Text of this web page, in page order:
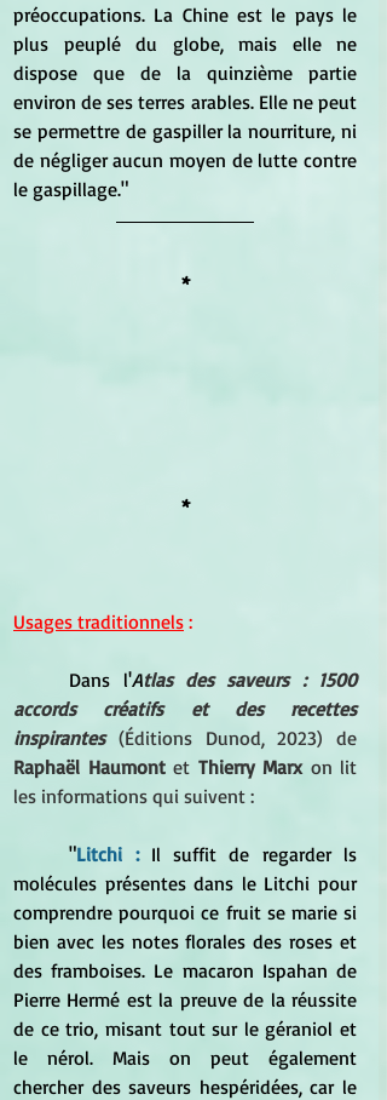
préoccupations. La Chine est le pays le
plus peuplé du globe, mais elle ne
dispose que de la quinzième partie
environ de ses terres arables. Elle ne peut
se permettre de gaspiller la nourriture, ni
de négliger aucun moyen de lutte contre
le gaspillage."
*
*
Usages traditionnels :
Dans l'Atlas des saveurs : 1500
accords créatifs et des recettes
inspirantes (Éditions Dunod, 2023) de
Raphaël Haumont et Thierry Marx on lit
les informations qui suivent :
	"
Litchi : Il suffit de regarder ls
molécules présentes dans le Litchi pour
comprendre pourquoi ce fruit se marie si
bien avec les notes florales des roses et
des framboises. Le macaron Ispahan de
Pierre Hermé est la preuve de la réussite
de ce trio, misant tout sur le géraniol et
le nérol. Mais on peut également
chercher des saveurs hespéridées, car le